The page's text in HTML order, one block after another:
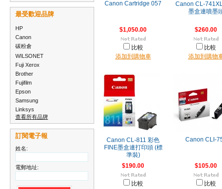
最受歡迎品牌
HP
Canon
碳粉倉
WILSONET
Fuji Xerox
Brother
Fujifilm
Epson
Samsung
Linksys
查看所有品牌
訂閱電子報
姓名:
電郵地址:
Canon Cartridge 057
$1,050.00
比較
添加到購物車
Canon CL-
墨盒連噴墨
$260.00
比較
添加到購物
Canon CL-811 彩色
FINE墨盒連打印頭 (標
準裝)
$190.00
比較
Canon CLI-
$105.00
比較